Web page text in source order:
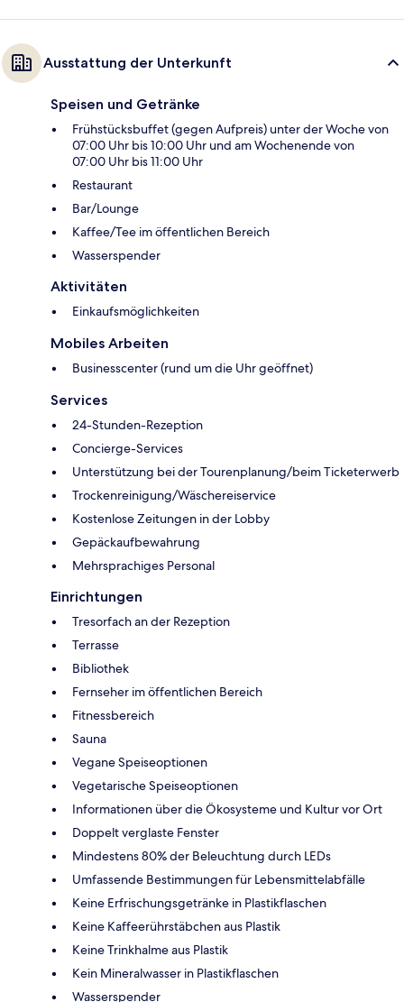
Ausstattung der Unterkunft
Speisen und Getränke
Frühstücksbuffet (gegen Aufpreis) unter der Woche von
07:00 Uhr bis 10:00 Uhr und am Wochenende von
07:00 Uhr bis 11:00 Uhr
Restaurant
Bar/Lounge
Kaffee/Tee im öffentlichen Bereich
Wasserspender
Aktivitäten
Einkaufsmöglichkeiten
Mobiles Arbeiten
Businesscenter (rund um die Uhr geöffnet)
Services
24-Stunden-Rezeption
Concierge-Services
Unterstützung bei der Tourenplanung/beim Ticketerwerb
Trockenreinigung/Wäschereiservice
Kostenlose Zeitungen in der Lobby
Gepäckaufbewahrung
Mehrsprachiges Personal
Einrichtungen
Tresorfach an der Rezeption
Terrasse
Bibliothek
Fernseher im öffentlichen Bereich
Fitnessbereich
Sauna
Vegane Speiseoptionen
Vegetarische Speiseoptionen
Informationen über die Ökosysteme und Kultur vor Ort
Doppelt verglaste Fenster
Mindestens 80% der Beleuchtung durch LEDs
Umfassende Bestimmungen für Lebensmittelabfälle
Keine Erfrischungsgetränke in Plastikflaschen
Keine Kaffeerührstäbchen aus Plastik
Keine Trinkhalme aus Plastik
Kein Mineralwasser in Plastikflaschen
Wasserspender